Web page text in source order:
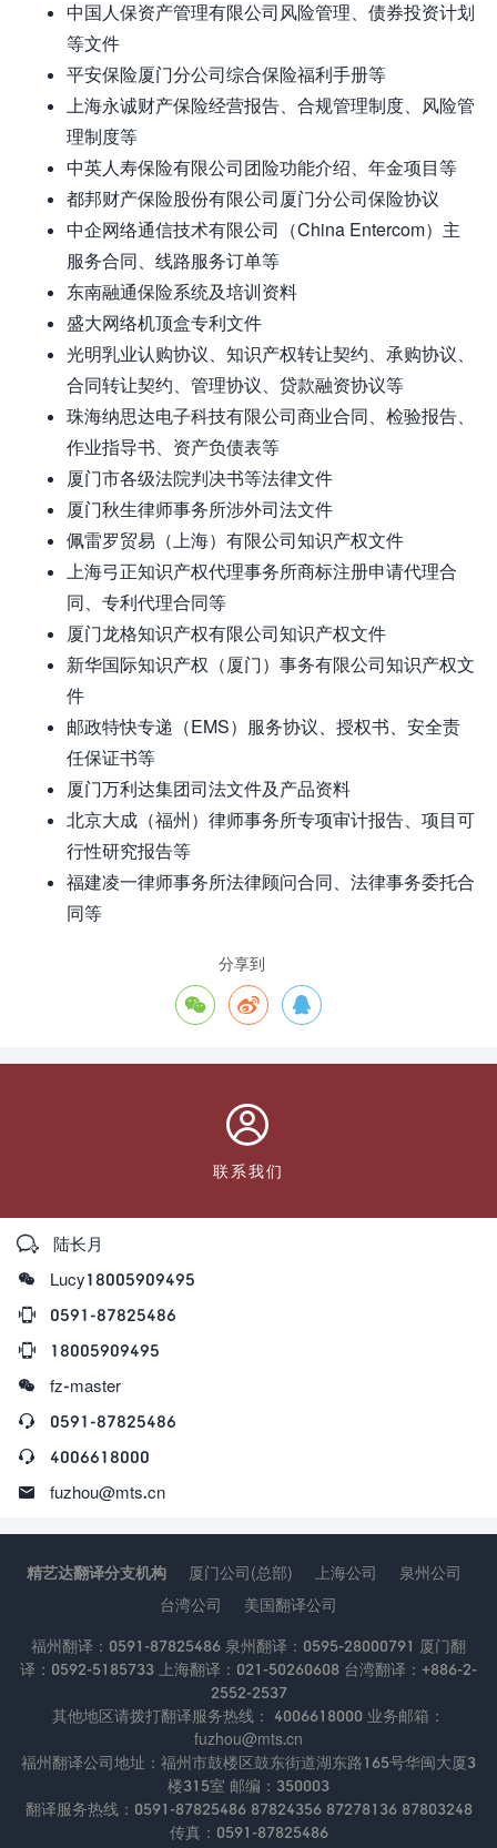
中国人保资产管理有限公司风险管理、债券投资计划
等文件
平安保险厦门分公司综合保险福利手册等
上海永诚财产保险经营报告、合规管理制度、风险管
理制度等
中英人寿保险有限公司团险功能介绍、年金项目等
都邦财产保险股份有限公司厦门分公司保险协议
中企网络通信技术有限公司（China Entercom）主
服务合同、线路服务订单等
东南融通保险系统及培训资料
盛大网络机顶盒专利文件
光明乳业认购协议、知识产权转让契约、承购协议、
合同转让契约、管理协议、贷款融资协议等
珠海纳思达电子科技有限公司商业合同、检验报告、
作业指导书、资产负债表等
厦门市各级法院判决书等法律文件
厦门秋生律师事务所涉外司法文件
佩雷罗贸易（上海）有限公司知识产权文件
上海弓正知识产权代理事务所商标注册申请代理合
同、专利代理合同等
厦门龙格知识产权有限公司知识产权文件
新华国际知识产权（厦门）事务有限公司知识产权文
件
邮政特快专递（EMS）服务协议、授权书、安全责
任保证书等
厦门万利达集团司法文件及产品资料
北京大成（福州）律师事务所专项审计报告、项目可
行性研究报告等
福建凌一律师事务所法律顾问合同、法律事务委托合
同等
分享到
  

联系我们

陆长月

Lucy18005909495

0591-87825486

18005909495

fz-master

0591-87825486

4006618000

fuzhou@mts.cn
精艺达翻译分支机构 厦门公司(总部) 上海公司
泉州公司
台湾公司
美国翻译公司
福州翻译：0591-87825486 泉州翻译：0595-28000791 厦门翻
译：0592-5185733 上海翻译：021-50260608 台湾翻译：+886-2-
2552-2537
其他地区请拨打翻译服务热线： 4006618000 业务邮箱：
fuzhou@mts.cn
福州翻译公司地址：福州市鼓楼区鼓东街道湖东路165号华闽大厦3
楼315室 邮编：350003
翻译服务热线：0591-87825486 87824356 87278136 87803248
传真：0591-87825486